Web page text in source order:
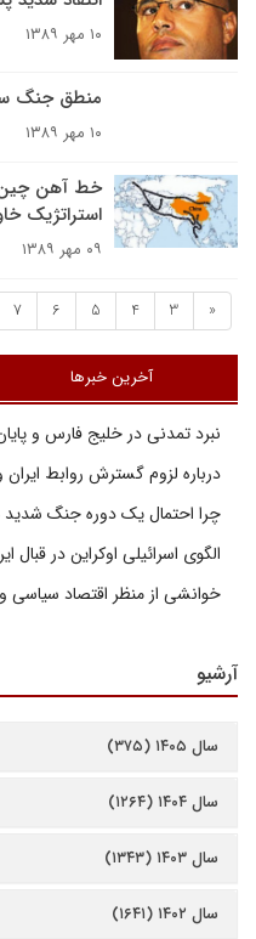
۱۰ مهر ۱۳۸۹
منطق جنگ
۱۰ مهر ۱۳۸۹
خط آهن چين -
استراتژيک
۰۹ مهر ۱۳۸۹
«
3
4
5
6
7
آخرین خبرها
نبرد تمدنی در خلیج فارس و
درباره لزوم گسترش روابط ایران
چرا احتمال یک دوره جنگ شدید
الگوی اسرائیلی اوکراین در قبال
خوانشی از منظر اقتصاد سیاسی و
آرشیو
سال ۱۴۰۵ (۳۷۵)
سال ۱۴۰۴ (۱۲۶۴)
سال ۱۴۰۳ (۱۳۴۳)
سال ۱۴۰۲ (۱۶۴۱)